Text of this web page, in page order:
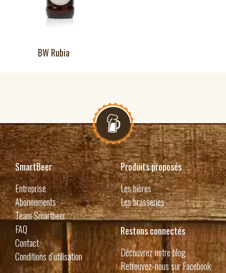
BW Rubia
SmartBeer
Entreprise
Abonnements
Team Smartbeer
FAQ
Contact
Conditions d’utilisation
Produits proposés
Les bières
Les brasseries
Restons connectés
Découvrez notre blog
Retrouvez-nous sur Facebook